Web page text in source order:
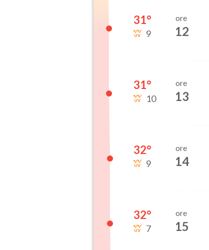
31°
9
ore
12
31°
10
ore
13
32°
9
ore
14
32°
7
ore
15